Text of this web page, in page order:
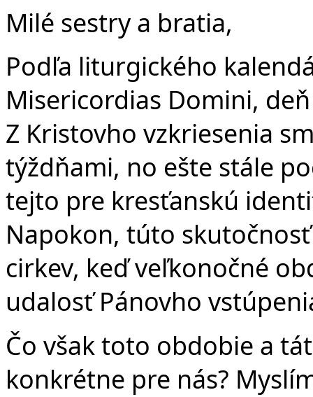
Milé sestry a bratia,
Podľa liturgického
Misericordias Domini,
Z Kristovho vzkriesenia
týždňami, no ešte stále
tejto pre kresťanskú
Napokon, túto
cirkev, keď veľkonočné
udalosť Pánovho
Čo však toto obdobie a
konkrétne pre nás?